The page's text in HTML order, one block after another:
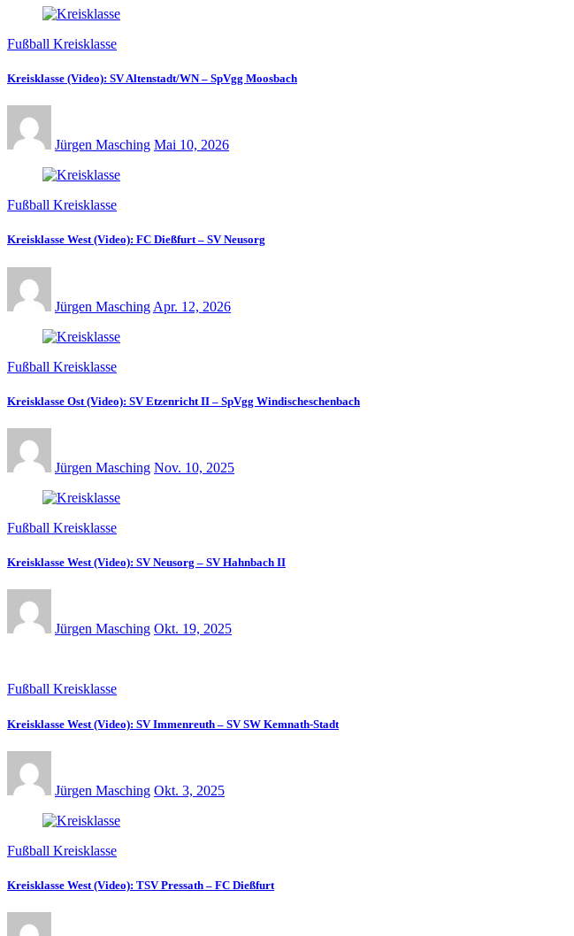
Fußball Kreisklasse
Kreisklasse (Video): SV Altenstadt/WN – SpVgg Moosbach
Jürgen Masching Mai 10, 2026
Fußball Kreisklasse
Kreisklasse West (Video): FC Dießfurt – SV Neusorg
Jürgen Masching Apr. 12, 2026
Fußball Kreisklasse
Kreisklasse Ost (Video): SV Etzenricht II – SpVgg Windischeschenbach
Jürgen Masching Nov. 10, 2025
Fußball Kreisklasse
Kreisklasse West (Video): SV Neusorg – SV Hahnbach II
Jürgen Masching Okt. 19, 2025
Fußball Kreisklasse
Kreisklasse West (Video): SV Immenreuth – SV SW Kemnath-Stadt
Jürgen Masching Okt. 3, 2025
Fußball Kreisklasse
Kreisklasse West (Video): TSV Pressath – FC Dießfurt